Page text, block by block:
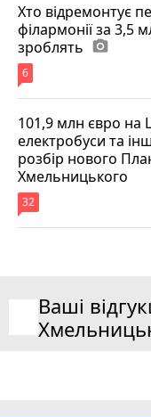
Хто відремонтує
філармонії за 3,5
зроблять photo_camera
6
101,9 млн євро на
електробуси та
розбір нового
Хмельницького
32
Ваші